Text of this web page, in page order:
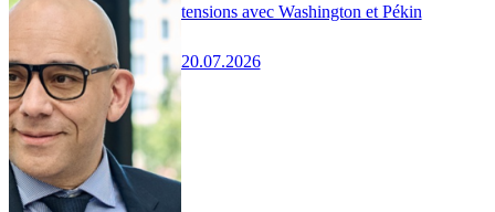
tensions avec Washington et Pékin
20.07.2026